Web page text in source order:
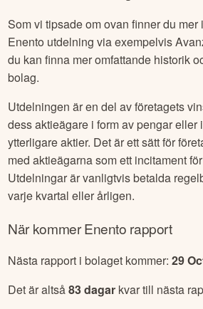
Som vi tipsade om ovan finner du mer
Enento utdelning via exempelvis
du kan finna mer omfattande historik
bolag.
Utdelningen är en del av företagets
dess aktieägare i form av pengar eller
ytterligare aktier. Det är ett sätt för
med aktieägarna som ett incitament
Utdelningar är vanligtvis betalda
varje kvartal eller årligen.
När kommerEnento rapport
Nästa rapport i bolaget kommer:29
Det är altså83dagar kvar till nästa